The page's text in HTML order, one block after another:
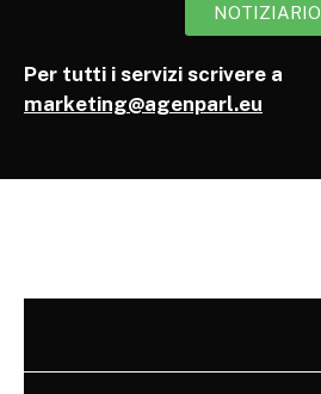
NOTIZIARIO
Per tutti i servizi scrivere a
marketing@agenparl.eu